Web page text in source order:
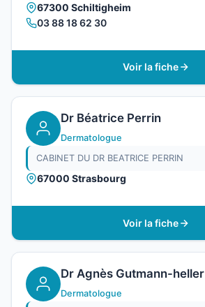
67300 Schiltigheim
03 88 18 62 30
Voir la fiche
Dr Béatrice Perrin
Dermatologue
CABINET DU DR BEATRICE PERRIN
67000 Strasbourg
Voir la fiche
Dr Agnès Gutmann-heller
Dermatologue